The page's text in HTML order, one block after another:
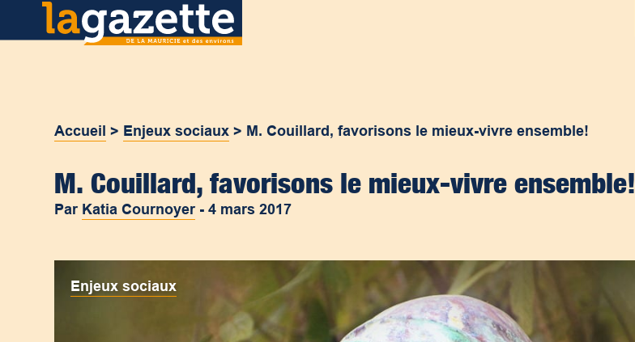
Accueil > Enjeux sociaux > M. Couillard, favorisons le mieux-vivre ensemble!
M. Couillard, favorisons le mieux-vivre ensemble!
Par Katia Cournoyer -4 mars 2017
Enjeux sociaux